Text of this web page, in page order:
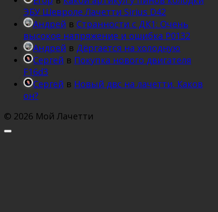
ЭБУ Шевроле Лачетти Sirius D42
Андрей в Странности с ДК1: Очень
высокое напряжение и ошибка Р0132
Андрей в Дёргается на холодную
Сергей в Покупка нового двигателя
F16d3
Сергей в Новый двс на лачетти. Каков
он?
© 2026 Мой Лачетти